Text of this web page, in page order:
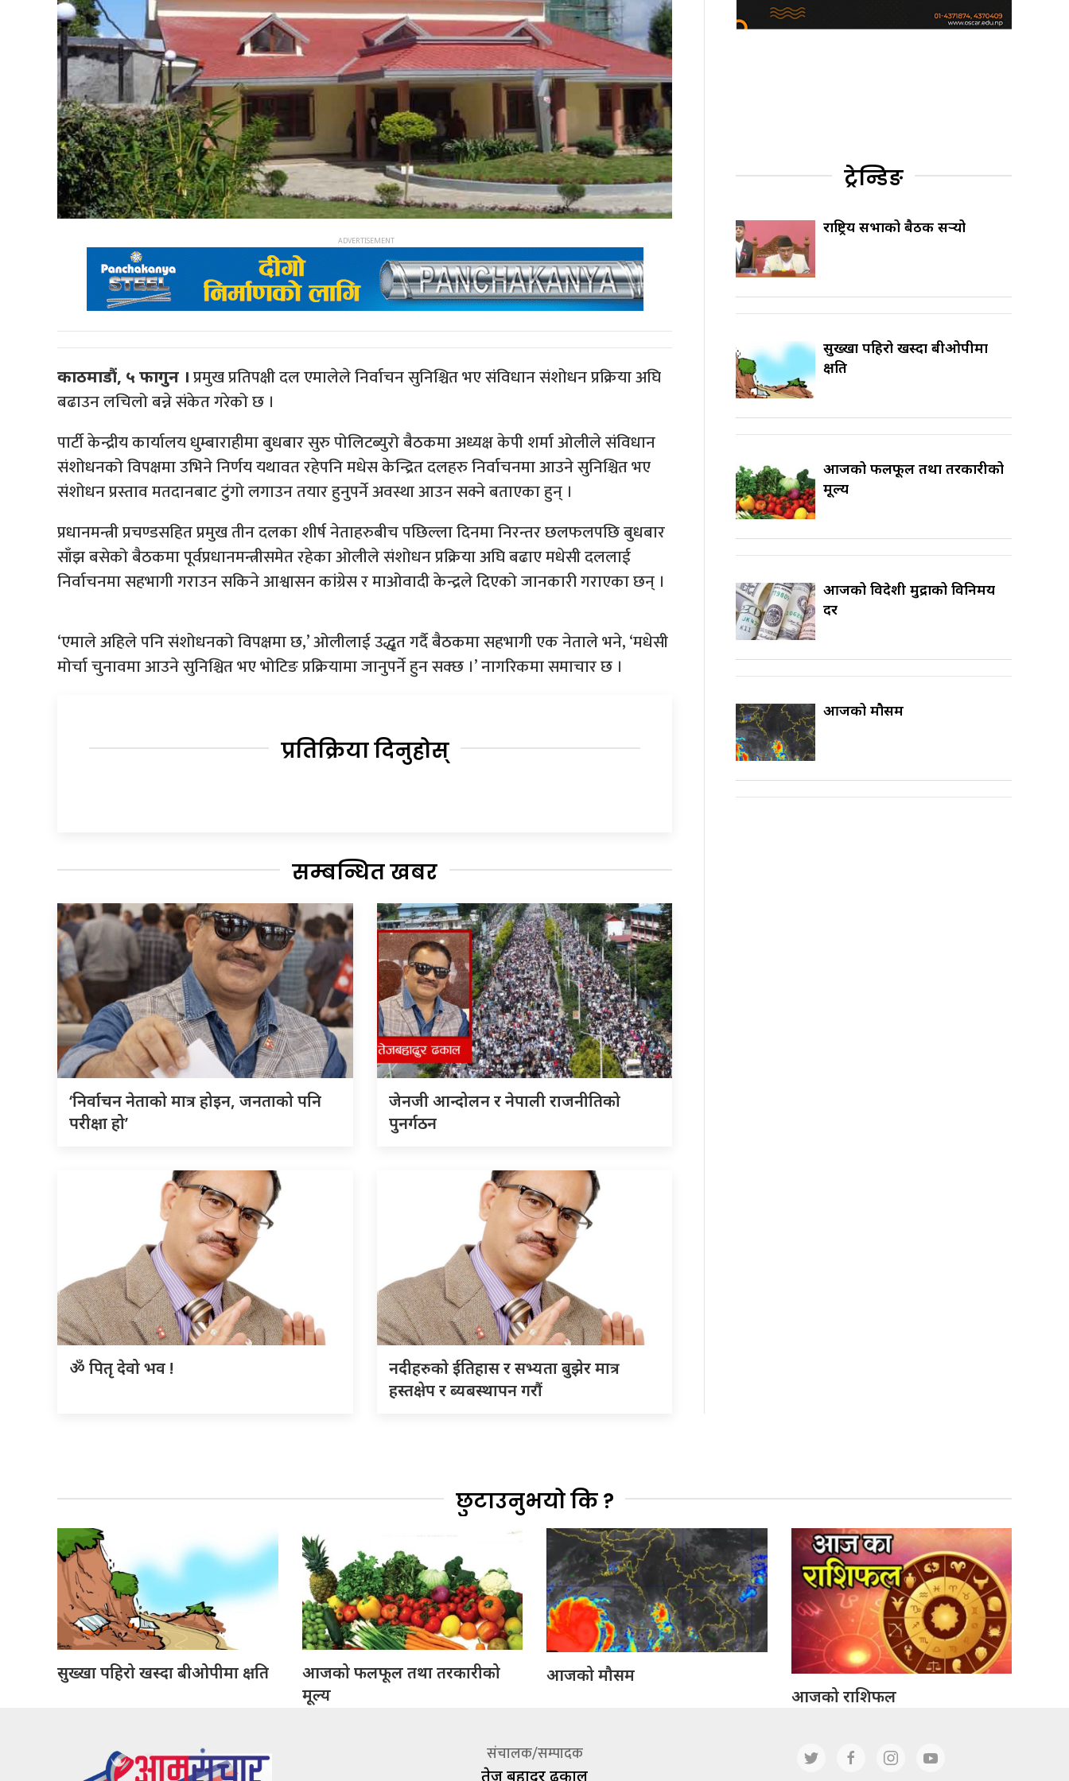
काठमाडौं, ५ फागुन । प्रमुख प्रतिपक्षी दल एमालेले निर्वाचन सुनिश्चित भए संविधान संशोधन प्रक्रिया अघि
बढाउन लचिलो बन्ने संकेत गरेको छ ।
पार्टी केन्द्रीय कार्यालय धुम्बाराहीमा बुधबार सुरु पोलिटब्युरो बैठकमा अध्यक्ष केपी शर्मा ओलीले संविधान
संशोधनको विपक्षमा उभिने निर्णय यथावत रहेपनि मधेस केन्द्रित दलहरु निर्वाचनमा आउने सुनिश्चित भए
संशोधन प्रस्ताव मतदानबाट टुंगो लगाउन तयार हुनुपर्ने अवस्था आउन सक्ने बताएका हुन् ।
प्रधानमन्त्री प्रचण्डसहित प्रमुख तीन दलका शीर्ष नेताहरुबीच पछिल्ला दिनमा निरन्तर छलफलपछि बुधबार
साँझ बसेको बैठकमा पूर्वप्रधानमन्त्रीसमेत रहेका ओलीले संशोधन प्रक्रिया अघि बढाए मधेसी दललाई
निर्वाचनमा सहभागी गराउन सकिने आश्वासन कांग्रेस र माओवादी केन्द्रले दिएको जानकारी गराएका छन् ।
‘एमाले अहिले पनि संशोधनको विपक्षमा छ,’ ओलीलाई उद्धृत गर्दै बैठकमा सहभागी एक नेताले भने, ‘मधेसी
मोर्चा चुनावमा आउने सुनिश्चित भए भोटिङ प्रक्रियामा जानुपर्ने हुन सक्छ ।’ नागरिकमा समाचार छ ।
प्रतिक्रिया दिनुहोस्
सम्बन्धित खबर
‘निर्वाचन नेताको मात्र होइन, जनताको पनि
परीक्षा हो’
जेनजी आन्दोलन र नेपाली राजनीतिको
पुनर्गठन
ॐ पितृ देवो भव !
नदीहरुकाे ईतिहास र सभ्यता बुझेर मात्र
हस्तक्षेप र ब्यबस्थापन गराैं
ट्रेन्डिङ
राष्ट्रिय सभाको बैठक सर्‍यो
सुख्खा पहिरो खस्दा बीओपीमा
क्षति
आजको फलफूल तथा तरकारीको
मूल्य
आजको विदेशी मुद्राको विनिमय
दर
आजको मौसम
छुटाउनुभयो कि ?
सुख्खा पहिरो खस्दा बीओपीमा क्षति
आजको फलफूल तथा तरकारीको
मूल्य
आजको मौसम
आजको राशिफल
संचालक/सम्पादक
तेज बहादूर ढकाल